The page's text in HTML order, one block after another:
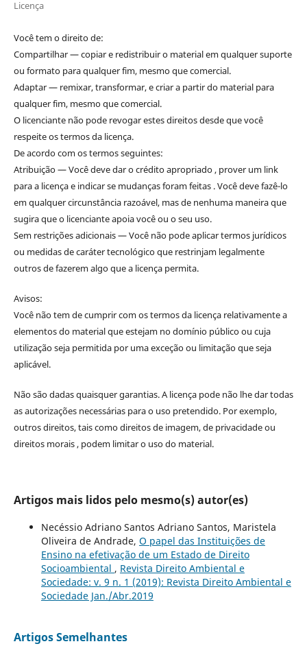
Licença
Você tem o direito de:
Compartilhar — copiar e redistribuir o material em qualquer suporte
ou formato para qualquer fim, mesmo que comercial.
Adaptar — remixar, transformar, e criar a partir do material para
qualquer fim, mesmo que comercial.
O licenciante não pode revogar estes direitos desde que você
respeite os termos da licença.
De acordo com os termos seguintes:
Atribuição — Você deve dar o crédito apropriado , prover um link
para a licença e indicar se mudanças foram feitas . Você deve fazê-lo
em qualquer circunstância razoável, mas de nenhuma maneira que
sugira que o licenciante apoia você ou o seu uso.
Sem restrições adicionais — Você não pode aplicar termos jurídicos
ou medidas de caráter tecnológico que restrinjam legalmente
outros de fazerem algo que a licença permita.
Avisos:
Você não tem de cumprir com os termos da licença relativamente a
elementos do material que estejam no domínio público ou cuja
utilização seja permitida por uma exceção ou limitação que seja
aplicável.
Não são dadas quaisquer garantias. A licença pode não lhe dar todas
as autorizações necessárias para o uso pretendido. Por exemplo,
outros direitos, tais como direitos de imagem, de privacidade ou
direitos morais , podem limitar o uso do material.
Artigos mais lidos pelo mesmo(s) autor(es)
Necéssio Adriano Santos Adriano Santos, Maristela
Oliveira de Andrade, O papel das Instituições de
Ensino na efetivação de um Estado de Direito
Socioambiental , Revista Direito Ambiental e
Sociedade: v. 9 n. 1 (2019): Revista Direito Ambiental e
Sociedade Jan./Abr.2019
Artigos Semelhantes